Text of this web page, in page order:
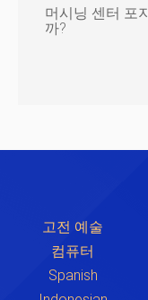
머시닝 센터 포
까?
고전 예술
컴퓨터
Spanish